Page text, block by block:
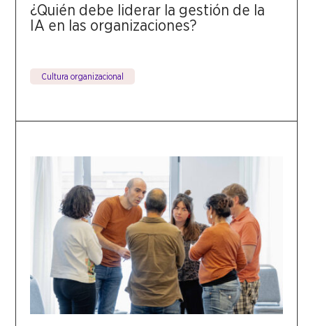
¿Quién debe liderar la gestión de la
IA en las organizaciones?
Cultura organizacional